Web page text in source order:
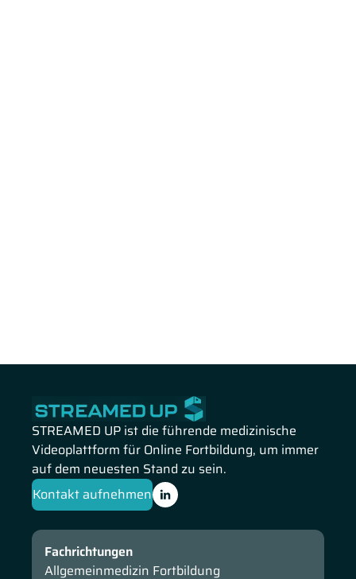
STREAMED UP ist die führende medizinische
Videoplattform für Online Fortbildung, um immer
auf dem neuesten Stand zu sein.
Kontakt aufnehmen
Fachrichtungen
Allgemeinmedizin Fortbildung